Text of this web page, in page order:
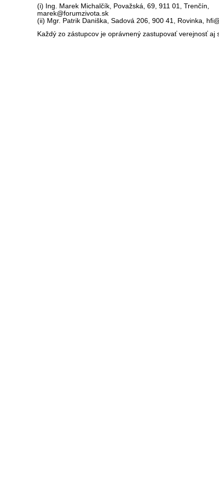
(i) Ing. Marek Michalčík, Považská, 69, 911 01, Trenčín,
marek@forumzivota.sk
(ii) Mgr. Patrik Daniška, Sadová 206, 900 41, Rovinka,
Každý zo zástupcov je oprávnený zastupovať verejnosť aj